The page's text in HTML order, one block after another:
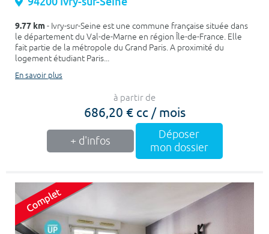
9.77 km- Ivry-sur-Seine est une commune française située dans
le département du Val-de-Marne en région Île-de-France. Elle
fait partie de la métropole du Grand Paris. A proximité du
logement étudiant Paris...
En savoir plus
à partir de
686,20 € cc / mois
+ d'infos
Déposer
mon dossier